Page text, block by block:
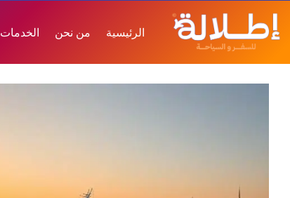
الرئيسية من نحن الخدمات
التصنيفالمقالات